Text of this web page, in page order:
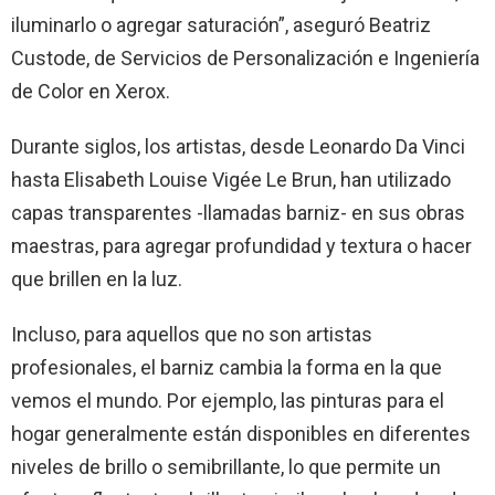
iluminarlo o agregar saturación”, aseguró Beatriz
Custode, de Servicios de Personalización e Ingeniería
de Color en Xerox.
Durante siglos, los artistas, desde Leonardo Da Vinci
hasta Elisabeth Louise Vigée Le Brun, han utilizado
capas transparentes -llamadas barniz- en sus obras
maestras, para agregar profundidad y textura o hacer
que brillen en la luz.
Incluso, para aquellos que no son artistas
profesionales, el barniz cambia la forma en la que
vemos el mundo. Por ejemplo, las pinturas para el
hogar generalmente están disponibles en diferentes
niveles de brillo o semibrillante, lo que permite un